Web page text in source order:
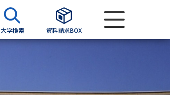
大学検索 資料請求BOX